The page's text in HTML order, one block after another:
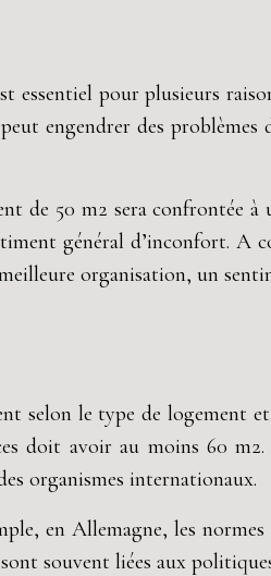
essentiel pour plusieurs
engendrer des
de 50 m2 sera confrontée
général d’inconfort. A
organisation, un
selon le type de
doit avoir au moins 60
organismes internationaux.
en Allemagne, les
souvent liées aux